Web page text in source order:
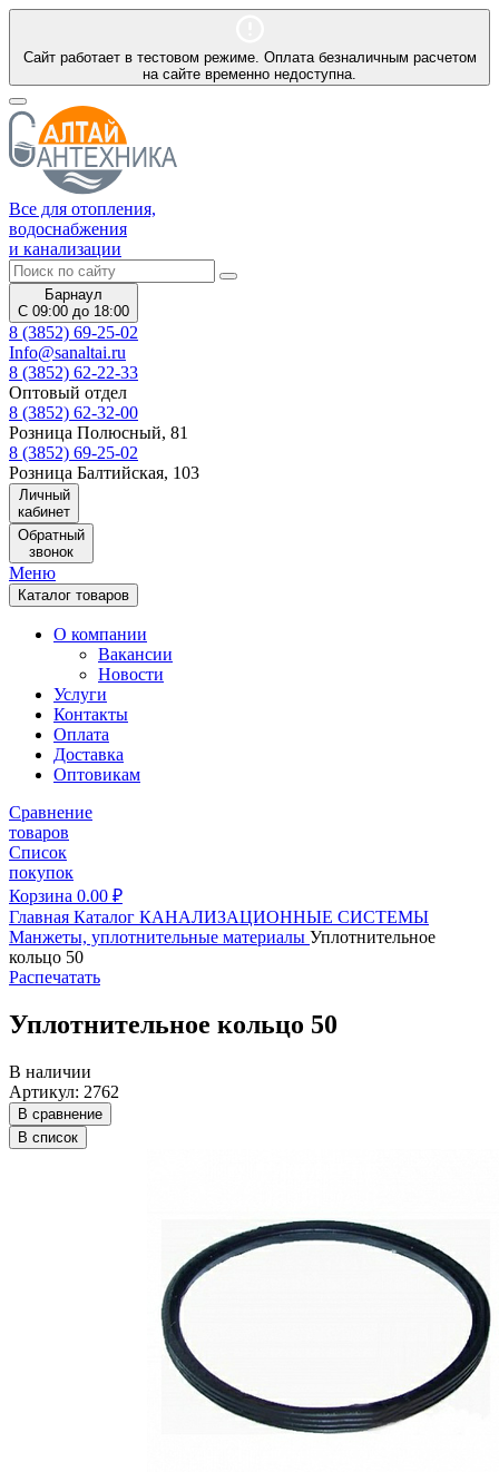
Сайт работает в тестовом режиме. Оплата безналичным расчетом
на сайте временно недоступна.
Все для отопления,
водоснабжения
и канализации
Барнаул
С 09:00 до 18:00
8 (3852) 69-25-02
Info@sanaltai.ru
8 (3852) 62-22-33
Оптовый отдел
8 (3852) 62-32-00
Розница Полюсный, 81
8 (3852) 69-25-02
Розница Балтийская, 103
Личный
кабинет
Обратный
звонок
Меню
Каталог товаров
О компании
Вакансии
Новости
Услуги
Контакты
Оплата
Доставка
Оптовикам
Сравнение
товаров
Список
покупок
Корзина 0.00 ₽
Главная Каталог КАНАЛИЗАЦИОННЫЕ СИСТЕМЫ
Манжеты, уплотнительные материалы Уплотнительное
кольцо 50
Распечатать
Уплотнительное кольцо 50
В наличии
Артикул: 2762
В сравнение
В список